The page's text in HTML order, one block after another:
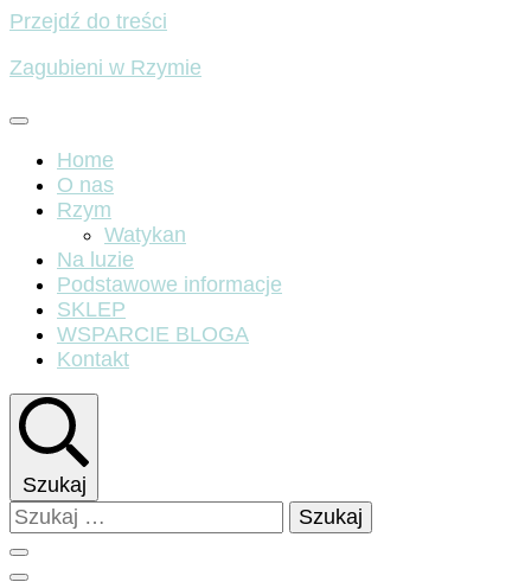
Przejdź do treści
Zagubieni w Rzymie
Home
O nas
Rzym
Watykan
Na luzie
Podstawowe informacje
SKLEP
WSPARCIE BLOGA
Kontakt
Szukaj
Szukaj: